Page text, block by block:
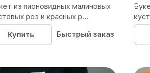
из пионовидных малиновых
роз и красных р...
Купить
Быстрый заказ